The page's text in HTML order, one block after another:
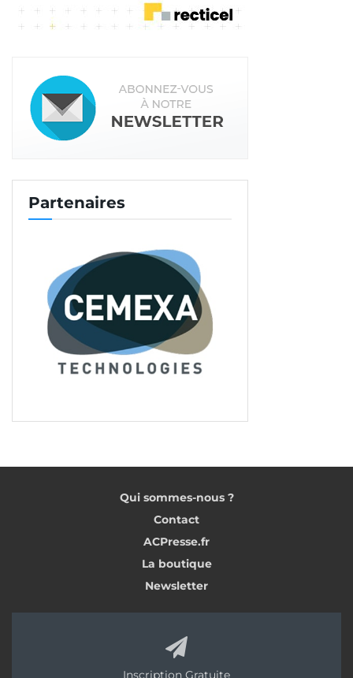
Partenaires
Qui sommes-nous ?
Contact
ACPresse.fr
La boutique
Newsletter
Inscription Gratuite